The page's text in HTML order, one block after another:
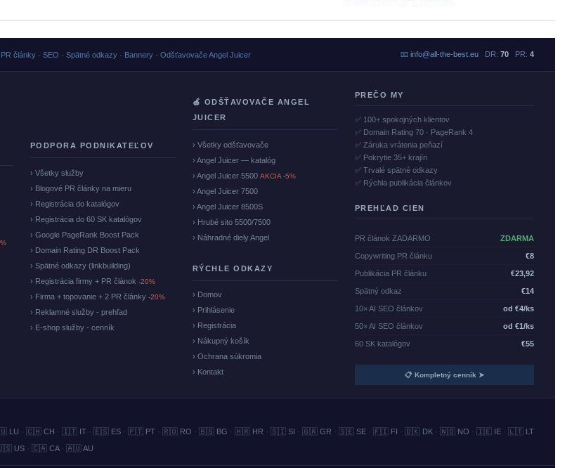
články · SEO · Spätné odkazy · Bannery · Odšťavovače Angel Juicer 📧 info@all-the-best.euDR: 70PR: 4
PODPORA PODNIKATEĽOV
› Všetky služby
› Blogové PR články na mieru
› Registrácia do katalógov
› Registrácia do 60 SK katalógov
› Google PageRank Boost Pack
› Domain Rating DR Boost Pack
› Spätné odkazy (linkbuilding)
› Registrácia firmy + PR článok -20%
› Firma + topovanie + 2 PR články -20%
› Reklamné služby - prehľad
› E-shop služby - cenník
🍏 ODŠŤAVOVAČE ANGEL
JUICER
› Všetky odšťavovače
› Angel Juicer — katalóg
› Angel Juicer 5500 AKCIA -5%
› Angel Juicer 7500
› Angel Juicer 8500S
› Hrubé sito 5500/7500
› Náhradné diely Angel
RÝCHLE ODKAZY
› Domov
› Prihlásenie
› Registrácia
› Nákupný košík
› Ochrana súkromia
› Kontakt
PREČO MY
✅ 100+ spokojných klientov
✅ Domain Rating 70 · PageRank 4
✅ Záruka vrátenia peňazí
✅ Pokrytie 35+ krajín
✅ Trvalé spätné odkazy
✅ Rýchla publikácia článkov
PREHĽAD CIEN
PR článok ZADARMO ZDARMA
Copywriting PR článku €8
Publikácia PR článku €23,92
Spätný odkaz €14
10× AI SEO článkov od €4/ks
50× AI SEO článkov od €1/ks
60 SK katalógov €55
📋 Kompletný cenník ➤
LU · 🇨🇭 CH · 🇮🇹 IT · 🇪🇸 ES · 🇵🇹 PT · 🇷🇴 RO · 🇧🇬 BG · 🇭🇷 HR · 🇸🇮 SI · 🇬🇷 GR · 🇸🇪 SE · 🇫🇮 FI · 🇩🇰 DK · 🇳🇴 NO · 🇮🇪 IE · 🇱🇹 LT
US · 🇨🇦 CA · 🇦🇺 AU